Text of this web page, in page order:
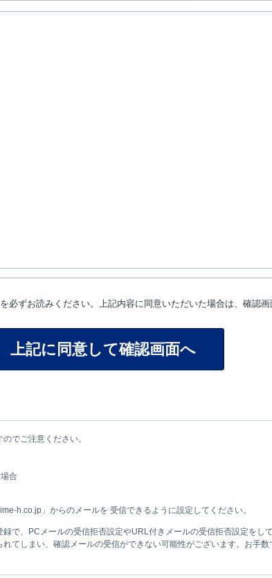
を必ずお読みください。上記内容に同意いただいた場合は、確認画
でご注意ください。
合
h.co.jp」からのメールを 受信できるように設定してください。
で、PCメールの受信拒否設定やURL付きメールの受信拒否設定をし
てしまい、確認メールの受信ができない可能性がございます。お手